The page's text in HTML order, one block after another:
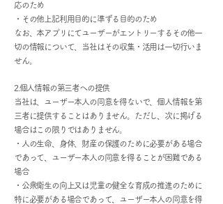
応のため
・その他上記利用目的に準ずる目的のため
なお、本アプリにてユーザーがエントリーするその他一
切の情報について、当社はその収集・活用は一切行いま
せん。
2.個人情報の第三者への提供
当社は、ユーザー本人の同意を得ないで、個人情報を第
三者に提供することはありません。ただし、次に掲げる
場合はこの限りではありません。
・人の生命、身体、財産の保護のために必要がある場合
であって、ユーザー本人の同意を得ることが困難である
場合
・公衆衛生の向上又は児童の健全な育成の推進のために
特に必要がある場合であって、ユーザー本人の同意を得